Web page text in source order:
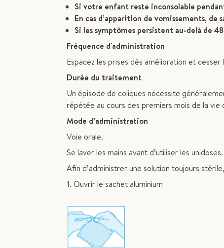
Si votre enfant reste inconsolable
En cas d’apparition de vomissements, de
Si les symptômes persistent au-delà de
Fréquence d'administration
Espacez les prises dès amélioration et
Durée du traitement
Un épisode de coliques nécessite
répétée au cours des premiers mois de la
Mode d’administration
Voie orale.
Se laver les mains avant d’utiliser les unidoses.
Afin d’administrer une solution toujours
1. Ouvrir le sachet aluminium